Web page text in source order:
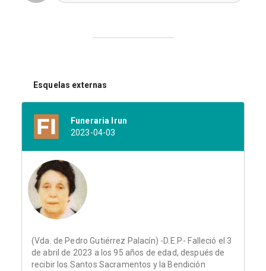
Esquelas externas
Funeraria Irun
2023-04-03
(Vda. de Pedro Gutiérrez Palacín) -D.E.P.- Falleció el 3
de abril de 2023 a los 95 años de edad, después de
recibir los Santos Sacramentos y la Bendición